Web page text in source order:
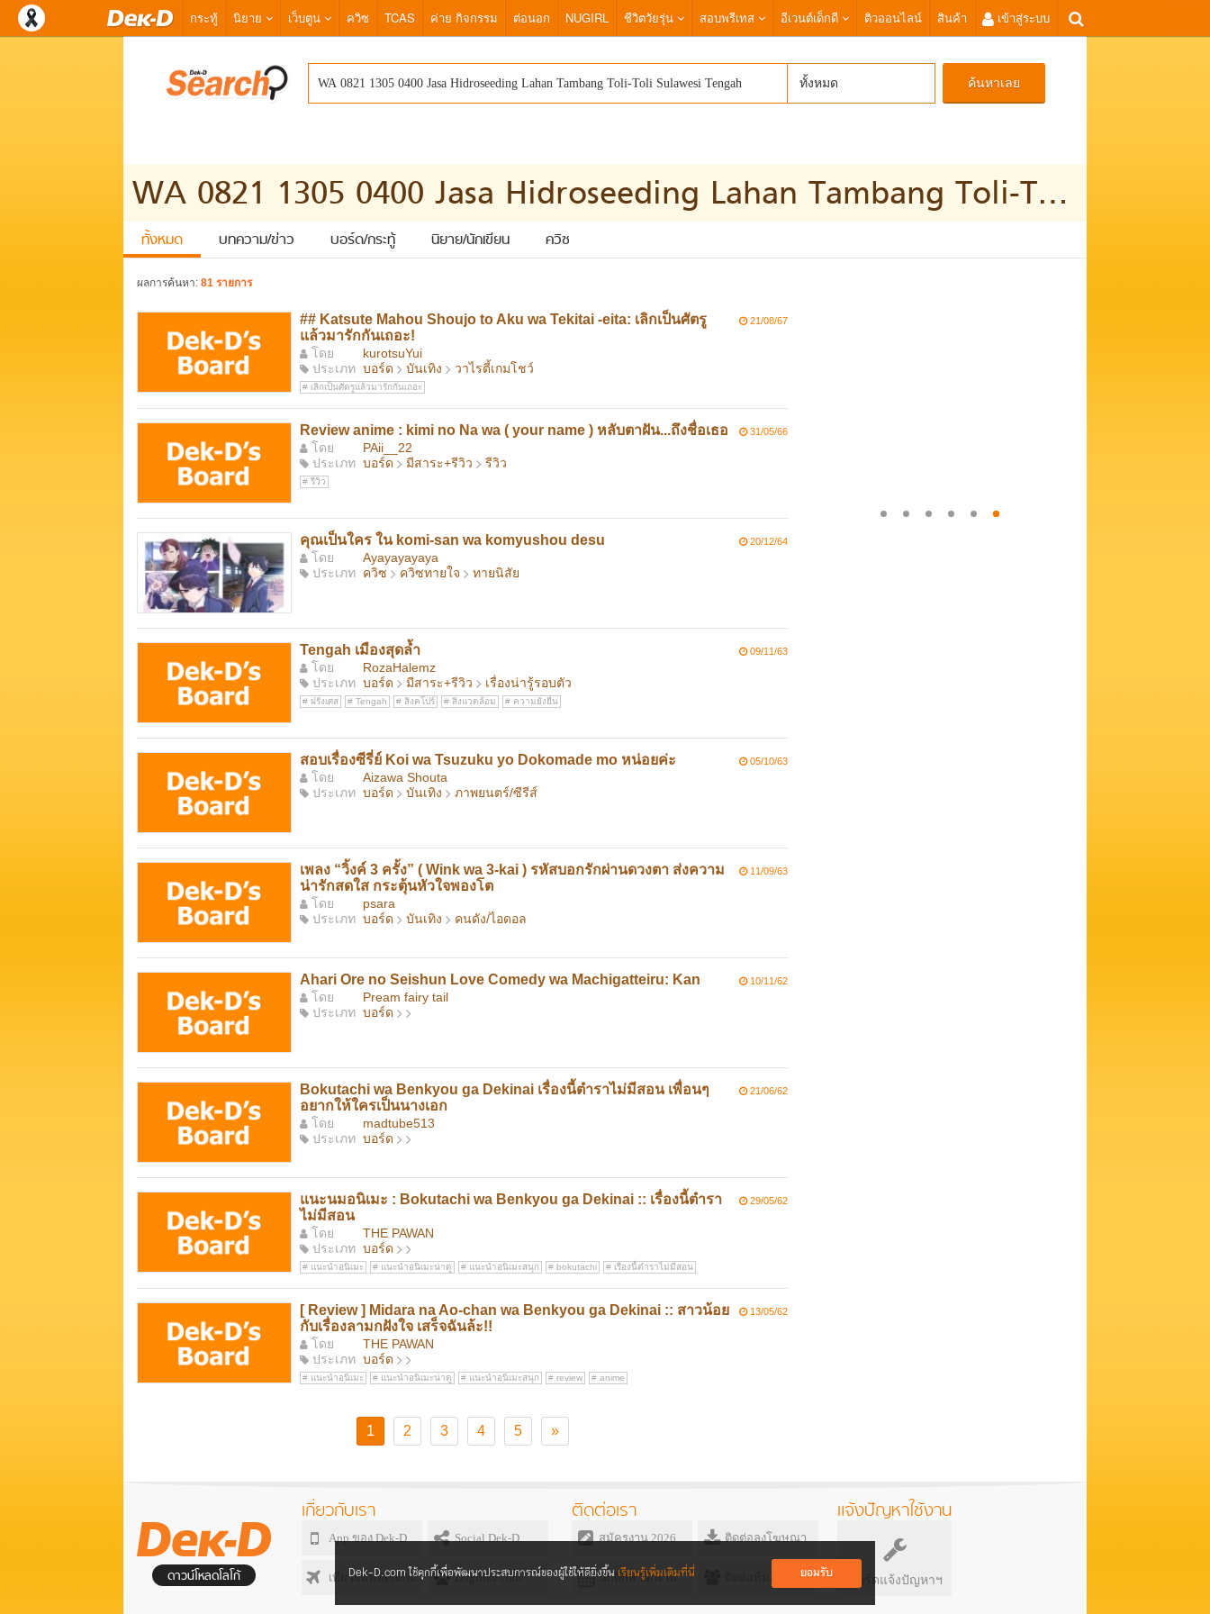
กระทู้ นิยาย เว็บตูน ควิซ TCAS ค่าย กิจกรรม ต่อนอก NUGIRL ชีวิตวัยรุ่น สอบพรีเทส อีเวนต์เด็กดี ติวออนไลน์ สินค้า เข้าสู่ระบบ
Dek-D.com ใช้คุกกี้เพื่อพัฒนาประสบการณ์ของผู้ใช้ให้ดียิ่งขึ้น เรียนรู้เพิ่มเติมที่นี่ ยอมรับ
ทั้งหมด ค้นหาเลย
WA 0821 1305 0400 Jasa Hidroseeding Lahan Tambang Toli-Toli Sulawesi Tengah
ทั้งหมด บทความ/ข่าว บอร์ด/กระทู้ นิยาย/นักเขียน ควิซ
ผลการค้นหา: 81 รายการ
## Katsute Mahou Shoujo to Aku wa Tekitai -eita: เลิกเป็นศัตรู
แล้วมารักกันเถอะ!
โดย
kurotsuYui
ประเภท บอร์ด บันเทิง วาไรตี้เกมโชว์
21/08/67
เลิกเป็นศัตรูแล้วมารักกันเถอะ
Review anime : kimi no Na wa ( your name ) หลับตาฝัน...ถึงชื่อเธอ
โดย
PAii__22
ประเภท บอร์ด มีสาระ+รีวิว รีวิว
31/05/66
รีวิว
คุณเป็นใคร ใน komi-san wa komyushou desu
โดย
Ayayayayaya
ประเภท ควิซ ควิซทายใจ ทายนิสัย
20/12/64
Tengah เมืองสุดล้ำ
โดย
RozaHalemz
ประเภท บอร์ด มีสาระ+รีวิว เรื่องน่ารู้รอบตัว
09/11/63
ฝรั่งเศส Tengah สิงคโปร์ สิ่งแวดล้อม ความยั่งยืน
สอบเรื่องซีรี่ย์ Koi wa Tsuzuku yo Dokomade mo หน่อยค่ะ
โดย
Aizawa Shouta
ประเภท บอร์ด บันเทิง ภาพยนตร์/ซีรีส์
05/10/63
เพลง “วิ้งค์ 3 ครั้ง” ( Wink wa 3-kai ) รหัสบอกรักผ่านดวงตา ส่งความ
น่ารักสดใส กระตุ้นหัวใจพองโต
โดย
psara
ประเภท บอร์ด บันเทิง คนดัง/ไอดอล
11/09/63
Ahari Ore no Seishun Love Comedy wa Machigatteiru: Kan
โดย
Pream fairy tail
ประเภท บอร์ด
10/11/62
Bokutachi wa Benkyou ga Dekinai เรื่องนี้ตำราไม่มีสอน เพื่อนๆ
อยากให้ใครเป็นนางเอก
โดย
madtube513
ประเภท บอร์ด
21/06/62
แนะนมอนิเมะ : Bokutachi wa Benkyou ga Dekinai :: เรื่องนี้ตำรา
ไม่มีสอน
โดย
THE PAWAN
ประเภท บอร์ด
29/05/62
แนะนำอนิเมะ แนะนำอนิเมะน่าดู แนะนำอนิเมะสนุก bokutachi เรื่องนี้ตำราไม่มีสอน
[ Review ] Midara na Ao-chan wa Benkyou ga Dekinai :: สาวน้อย
กับเรื่องลามกฝังใจ เสร็จฉันล้ะ!!
โดย
THE PAWAN
ประเภท บอร์ด
13/05/62
แนะนำอนิเมะ แนะนำอนิเมะน่าดู แนะนำอนิเมะสนุก review anime
1 2 3 4 5 »
เกี่ยวกับเรา
App ของ Dek-D Social Dek-D
เที่ยวออฟฟิศเด็กดี Dogilike.com
ติดต่อเรา
สมัครงาน 2026 ติดต่อลงโฆษณา
นักศึกษาฝึกงาน
แจ้งปัญหาใช้งาน
บอร์ดแจ้งปัญหาฯ
ดาวน์โหลดโลโก้